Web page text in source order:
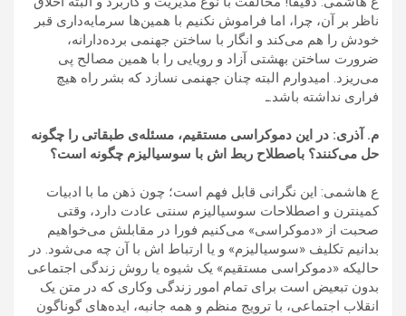
ناظر بر آن، چرا، اما فراموش نکنیم با همین‌ها سرمایه‌داری قبر
خودش را هم می‌کند و انگار با ساختن جهنمی برده‌دارانه،
ضرورت ساختن بهشتی آزاد و رویایی را با همین مصالح پی
می‌ریزد. امیدوارم البته چنان جهنمی نسازد که بشر راه هیچ
فراری نداشته باشد.ـ
م. آذری: در این دموکراسی مستقیم، مسئله‌ی طبقاتی را چگونه
حل می‌کنند؟ باصطلاح ربط اش با سوسیالیزم چگونه است؟
ع هاشمی: این نگرانی قابل فهم است؛ چون ذهن ما با ادبیات
کمینترن و اصطلاحات سوسیالیزم سنتی عادت دارد، وقتی
صحبت از «دموکراسی» می‌کنیم فورا در مقابلش می‌خواهیم
بدانیم تکلیف «سوسیالیزم» و یا ارتباط اش با آن چه می‌شود. در
حالیکه «دموکراسی مستقیم» یک شیوه یا روش زندگی اجتماعی
بدون تبعیض است برای تمام امور زندگی وکاری که در متن یک
انقلاب اجتماعی، با ترویج منظم و همه جانبه، ایده‌های گوناگون